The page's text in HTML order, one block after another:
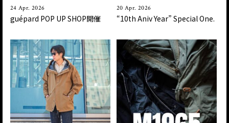
24 Apr. 2026
guépard POP UP SHOP開催
20 Apr. 2026
“10th Aniv Year” Special One.